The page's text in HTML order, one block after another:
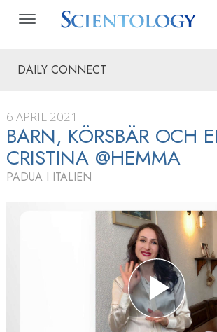
DAILY CONNECT
6 APRIL 2021
BARN, KÖRSBÄR OCH
CRISTINA @HEMMA
PADUA I ITALIEN